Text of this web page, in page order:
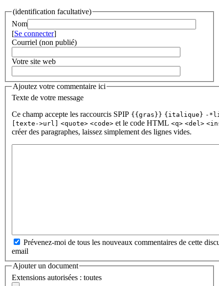
(identification facultative)
Nom
[Se connecter]
Courriel (non publié)
Votre site web
Ajoutez votre commentaire ici
Texte de votre message
Ce champ accepte les raccourcis SPIP {{gras}} {italique} -
[texte->url]
<quote> <code> et le code HTML <q> <del>
créer des paragraphes, laissez simplement des lignes vides.
Prévenez-moi de tous les nouveaux commentaires de cette
email
Ajouter un document
Extensions autorisées : toutes